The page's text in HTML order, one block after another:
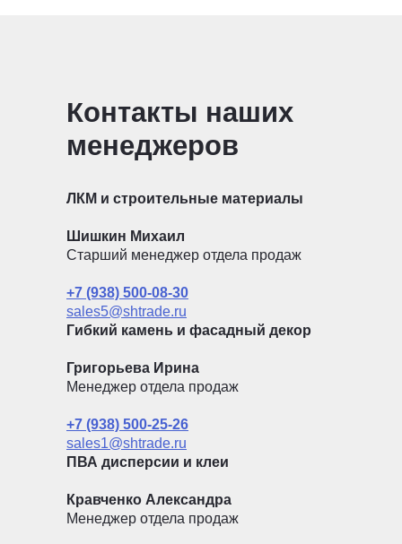
Контакты наших
менеджеров
ЛКМ и строительные материалы
Шишкин Михаил
Старший менеджер отдела продаж
+7 (938) 500-08-30
sales5@shtrade.ru
Гибкий камень и фасадный декор
Григорьева Ирина
Менеджер отдела продаж
+7 (938) 500-25-26
sales1@shtrade.ru
ПВА дисперсии и клеи
Кравченко Александра
Менеджер отдела продаж